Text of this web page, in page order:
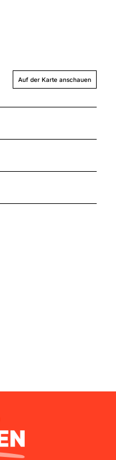
Auf der Karte anschauen